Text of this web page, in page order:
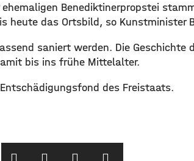
Benediktinerpropstei
heute das Ortsbild, so Kunstminister
saniert werden. Die Geschichte
bis ins frühe Mittelalter.
des Freistaats.